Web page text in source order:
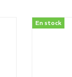
En stock